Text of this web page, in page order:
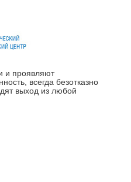
и проявляют
всегда безотказно
выход из любой